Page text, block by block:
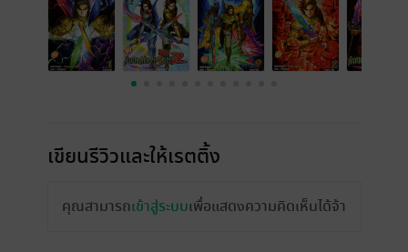
เขียนรีวิวและให้เรตติ้ง
คุณสามารถเข้าสู่ระบบเพื่อแสดงความคิดเห็นได้จ้า